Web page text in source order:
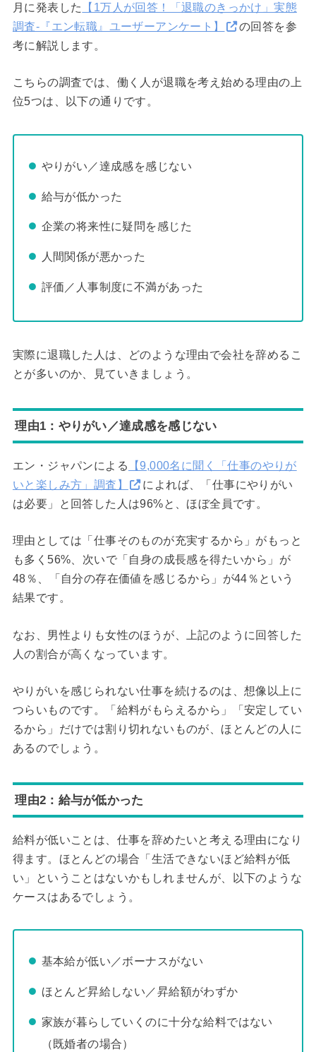
月に発表した
【1万人が回答！「退職のきっかけ」実態
調査-『エン転職』ユーザーアンケート】
の回答を参
考に解説します。
こちらの調査では、働く人が退職を考え始める理由の上
位5つは、以下の通りです。
やりがい／達成感を感じない
給与が低かった
企業の将来性に疑問を感じた
人間関係が悪かった
評価／人事制度に不満があった
実際に退職した人は、どのような理由で会社を辞めるこ
とが多いのか、見ていきましょう。
理由1：やりがい／達成感を感じない
エン・ジャパンによる
【9,000名に聞く「仕事のやりが
いと楽しみ方」調査】
によれば、「仕事にやりがい
は必要」と回答した人は96%と、ほぼ全員です。
理由としては「仕事そのものが充実するから」がもっと
も多く56%、次いで「自身の成長感を得たいから」が
48％、「自分の存在価値を感じるから」が44％という
結果です。
なお、男性よりも女性のほうが、上記のように回答した
人の割合が高くなっています。
やりがいを感じられない仕事を続けるのは、想像以上に
つらいものです。「給料がもらえるから」「安定してい
るから」だけでは割り切れないものが、ほとんどの人に
あるのでしょう。
理由2：給与が低かった
給料が低いことは、仕事を辞めたいと考える理由になり
得ます。ほとんどの場合「生活できないほど給料が低
い」ということはないかもしれませんが、以下のような
ケースはあるでしょう。
基本給が低い／ボーナスがない
ほとんど昇給しない／昇給額がわずか
家族が暮らしていくのに十分な給料ではない
（既婚者の場合）